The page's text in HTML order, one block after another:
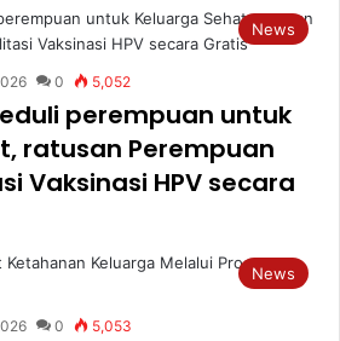
News
0 5,052
perempuan untuk
ratusan Perempuan
Vaksinasi HPV secara
News
0 5,053